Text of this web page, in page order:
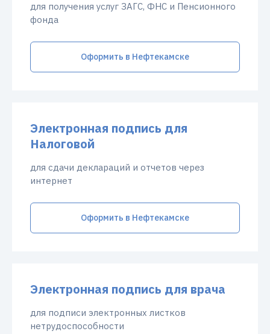
для получения услуг ЗАГС, ФНС и Пенсионного
фонда
Оформить в Нефтекамске
Электронная подпись для
Налоговой
для сдачи деклараций и отчетов через
интернет
Оформить в Нефтекамске
Электронная подпись для врача
для подписи электронных листков
нетрудоспособности